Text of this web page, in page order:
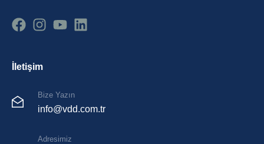
İletişim
Bize Yazın
info@vdd.com.tr
Adresimiz